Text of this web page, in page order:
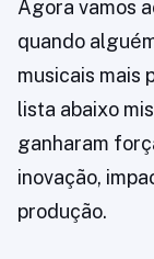
Agora vamos
quando
musicais mais
lista abaixo
ganharam
inovação,
produção.